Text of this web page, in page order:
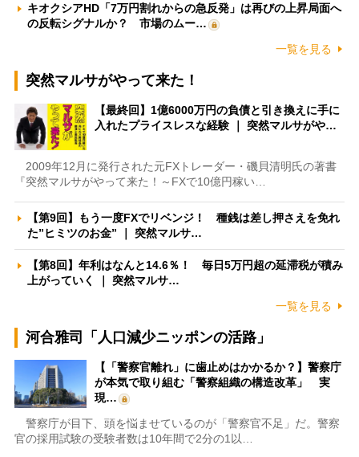
キオクシアHD「7万円割れからの急反発」は再びの上昇局面へ
の反転シグナルか？ 市場のムー…
一覧を見る
突然マルサがやって来た！
【最終回】1億6000万円の負債と引き換えに手に
入れたプライスレスな経験 ｜ 突然マルサがや…
2009年12月に発行された元FXトレーダー・磯貝清明氏の著書
『突然マルサがやって来た！～FXで10億円稼い…
【第9回】もう一度FXでリベンジ！ 種銭は差し押さえを免れ
た”ヒミツのお金” ｜ 突然マルサ…
【第8回】年利はなんと14.6％！ 毎日5万円超の延滞税が積み
上がっていく ｜ 突然マルサ…
一覧を見る
河合雅司「人口減少ニッポンの活路」
【「警察官離れ」に歯止めはかかるか？】警察庁
が本気で取り組む「警察組織の構造改革」 実
現…
警察庁が目下、頭を悩ませているのが「警察官不足」だ。警察
官の採用試験の受験者数は10年間で2分の1以…